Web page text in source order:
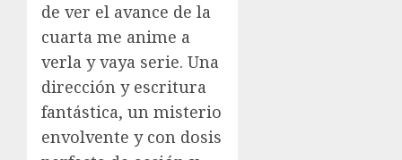
de ver el avance de la
cuarta me anime a
verla y vaya serie. Una
dirección y escritura
fantástica, un misterio
envolvente y con dosis